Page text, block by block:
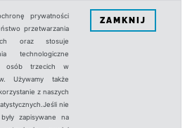
prywatności
przetwarzania
oraz stosuje
technologiczne
osób trzecich w
Używamy także
z naszych
nie
zapisywane na
ZAMKNIJ